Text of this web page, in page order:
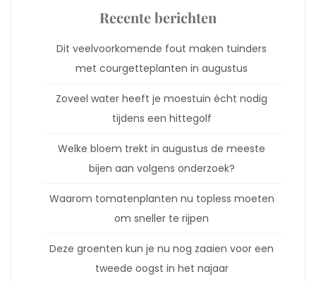
Recente berichten
Dit veelvoorkomende fout maken tuinders
met courgetteplanten in augustus
Zoveel water heeft je moestuin écht nodig
tijdens een hittegolf
Welke bloem trekt in augustus de meeste
bijen aan volgens onderzoek?
Waarom tomatenplanten nu topless moeten
om sneller te rijpen
Deze groenten kun je nu nog zaaien voor een
tweede oogst in het najaar